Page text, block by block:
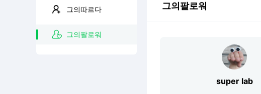
그의따르다
그의팔로워
그의팔로워
super lab